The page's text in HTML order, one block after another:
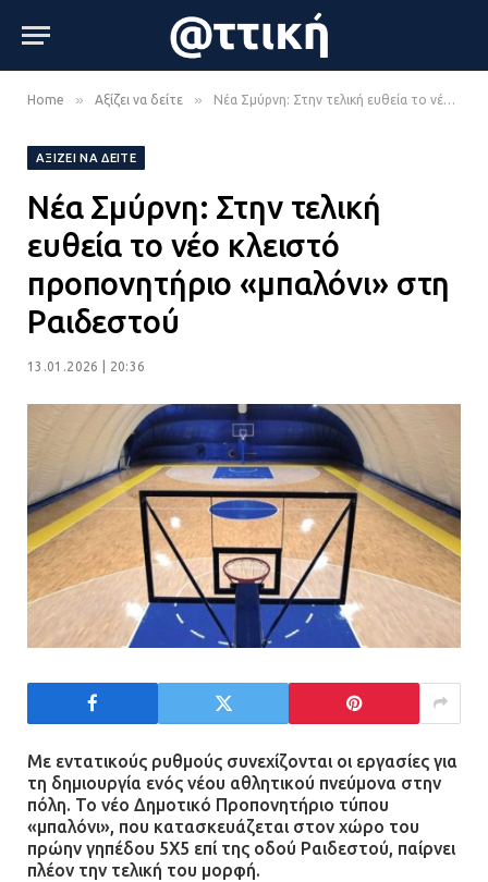
Home » Αξίζει να δείτε » Νέα Σμύρνη: Στην τελική ευθεία το νέο κλειστό προπονητήριο «μπαλόνι» στη Ραιδεστού
ΑΞΊΖΕΙ ΝΑ ΔΕΊΤΕ
Νέα Σμύρνη: Στην τελική
ευθεία το νέο κλειστό
προπονητήριο «μπαλόνι» στη
Ραιδεστού
13.01.2026 | 20:36
Με εντατικούς ρυθμούς συνεχίζονται οι εργασίες για
τη δημιουργία ενός νέου αθλητικού πνεύμονα στην
πόλη. Το νέο Δημοτικό Προπονητήριο τύπου
«μπαλόνι», που κατασκευάζεται στον χώρο του
πρώην γηπέδου 5Χ5 επί της οδού Ραιδεστού, παίρνει
πλέον την τελική του μορφή.